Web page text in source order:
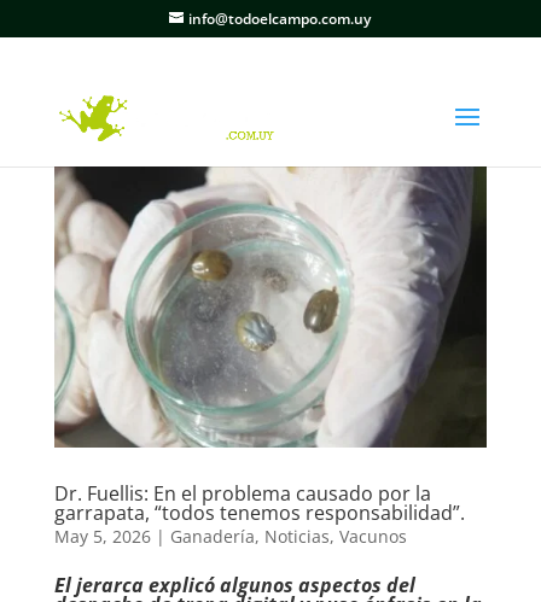
info@todoelcampo.com.uy
Dr. Fuellis: En el problema causado por la
garrapata, “todos tenemos responsabilidad”.
May 5, 2026| Ganadería, Noticias, Vacunos
El jerarca explicó algunos aspectos del